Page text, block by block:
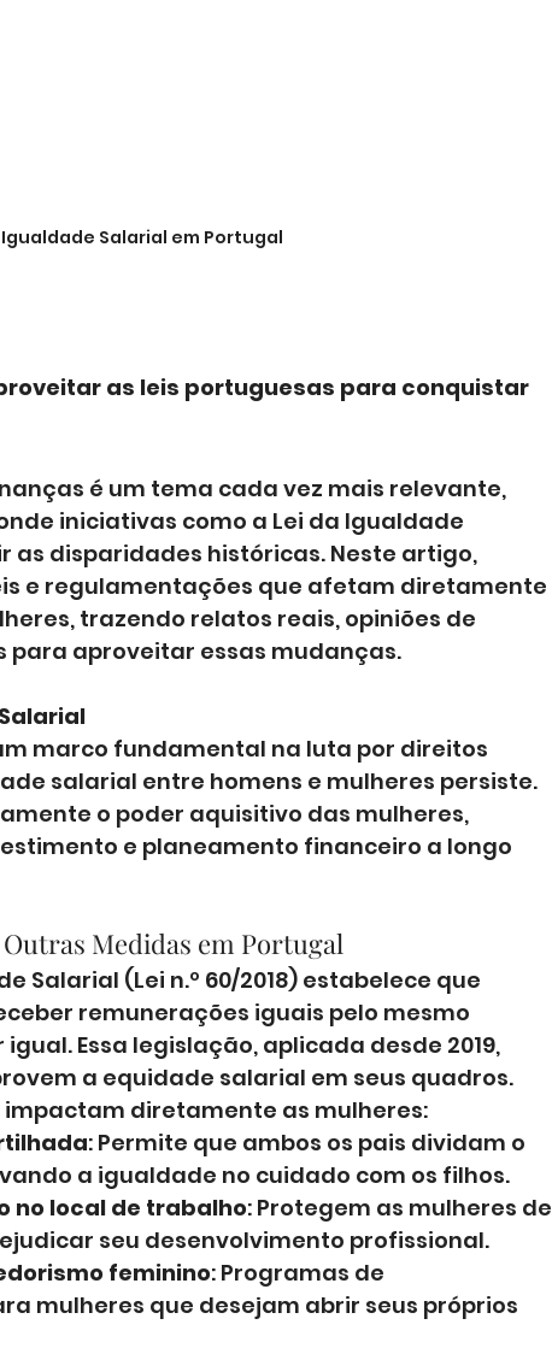
Igualdade Salarial em Portugal
as leis portuguesas para conquistar
é um tema cada vez mais relevante,
iniciativas como a Lei da Igualdade
as disparidades históricas. Neste artigo,
e regulamentações que afetam diretamente
trazendo relatos reais, opiniões de
para aproveitar essas mudanças.
marco fundamental na luta por direitos
salarial entre homens e mulheres persiste.
o poder aquisitivo das mulheres,
e planeamento financeiro a longo
Medidas em Portugal
Salarial (Lei n.º 60/2018) estabelece que
remunerações iguais pelo mesmo
Essa legislação, aplicada desde 2019,
a equidade salarial em seus quadros.
diretamente as mulheres:
: Permite que ambos os pais dividam o
a igualdade no cuidado com os filhos.
no local de trabalho: Protegem as mulheres de
seu desenvolvimento profissional.
feminino: Programas de
mulheres que desejam abrir seus próprios